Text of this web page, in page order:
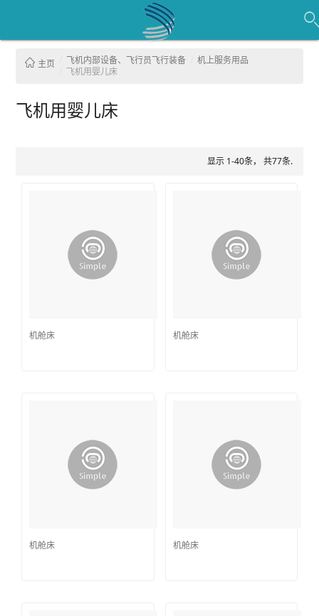
主页 飞机内部设备、飞行员飞行装备
机上服务用品
飞机用婴儿床
飞机用婴儿床
显示 1-40条， 共77条.
机舱床 机舱床
机舱床 机舱床